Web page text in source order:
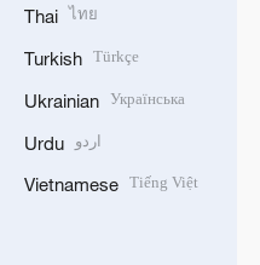
Thai ไทย
Turkish Türkçe
Ukrainian Українська
Urdu اردو
Vietnamese Tiếng Việt